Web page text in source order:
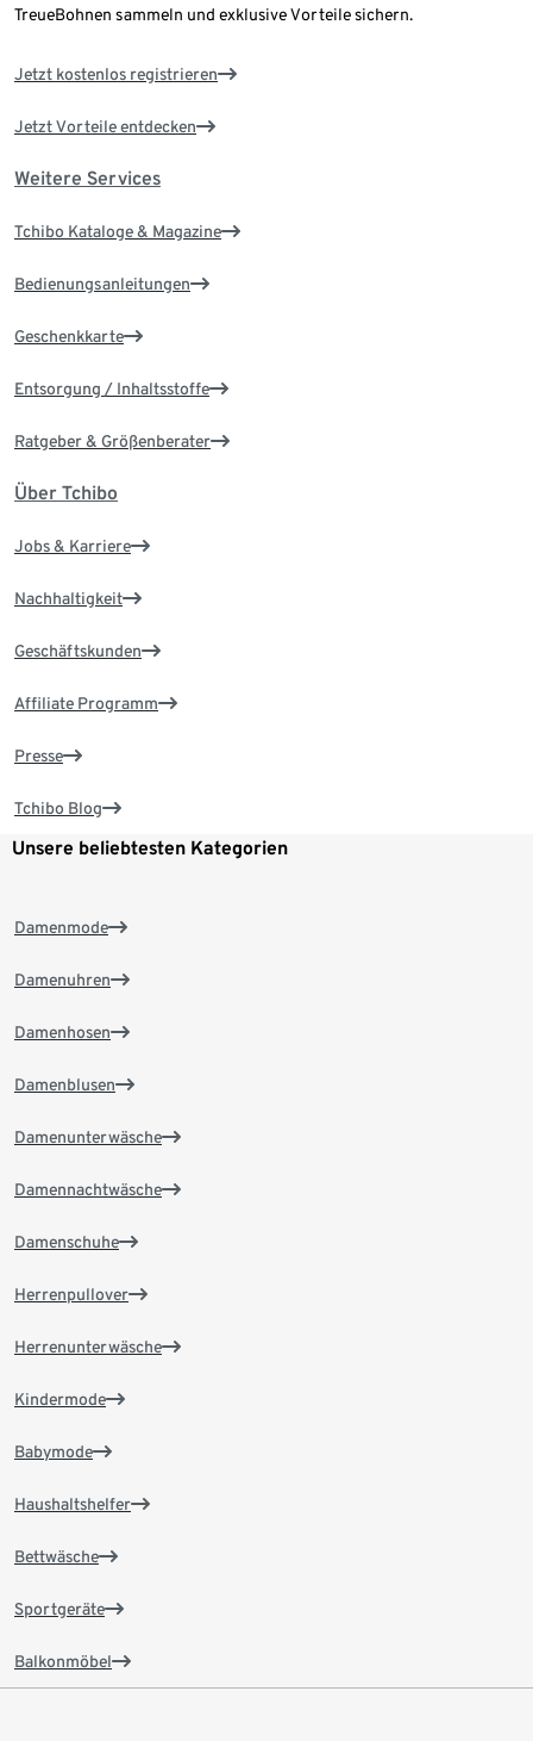
TreueBohnen sammeln und exklusive Vorteile sichern.
Jetzt kostenlos registrieren
Jetzt Vorteile entdecken
Weitere Services
Tchibo Kataloge & Magazine
Bedienungsanleitungen
Geschenkkarte
Entsorgung / Inhaltsstoffe
Ratgeber & Größenberater
Über Tchibo
Jobs & Karriere
Nachhaltigkeit
Geschäftskunden
Affiliate Programm
Presse
Tchibo Blog
Unsere beliebtesten Kategorien
Damenmode
Damenuhren
Damenhosen
Damenblusen
Damenunterwäsche
Damennachtwäsche
Damenschuhe
Herrenpullover
Herrenunterwäsche
Kindermode
Babymode
Haushaltshelfer
Bettwäsche
Sportgeräte
Balkonmöbel